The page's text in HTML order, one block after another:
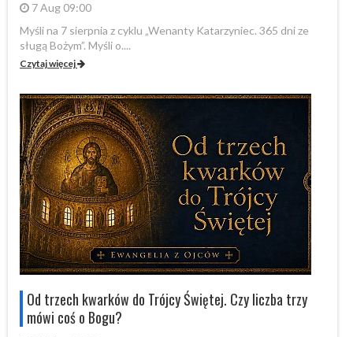
7 Aug 09:00
Myśli na 7 sierpnia z cyklu „Wenanty Katarzyniec. 365 dni ze
sługą Bożym”. Myśli o....
Czytaj więcej
Od trzech kwarków do Trójcy Świętej. Czy liczba trzy
mówi coś o Bogu?